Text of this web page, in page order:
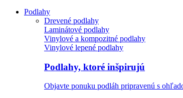
Podlahy
Drevené podlahy
Laminátové podlahy
Vinylové a kompozitné podlahy
Vinylové lepené podlahy
Podlahy, ktoré inšpirujú
Objavte ponuku podláh pripravenú s